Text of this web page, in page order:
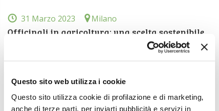
Questo sito web utilizza i cookie
Questo sito utilizza cookie di profilazione e di marketing,
anche di terze parti, per inviarti pubblicità e servizi in
31 Marzo 2023 Milano
Officinali in agricoltura: una scelta sostenibile
Venerdì 31 marzo prossimo dalle ore 11,00 presso
Stecca 3.0 Via Gaetano de Castillia, 26 (Q.re Isola) a
scelta sostenibile promosso da Macfrut 2023 e Spices &
Herbs Global Expo 2023. Partecipazione gratuita in
presenza previa registrazione cliccando qui. Per info: